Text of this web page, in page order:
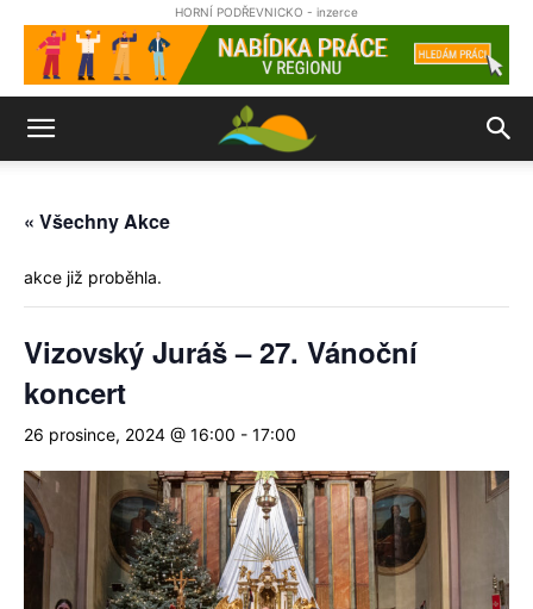
HORNÍ PODŘEVNICKO - inzerce
« Všechny Akce
akce již proběhla.
Vizovský Juráš – 27. Vánoční
koncert
26 prosince, 2024 @ 16:00 - 17:00